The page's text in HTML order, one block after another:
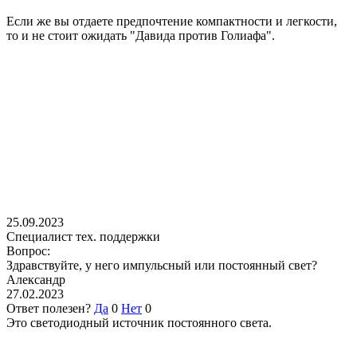
Если же вы отдаете предпочтение компактности и легкости,
то и не стоит ожидать "Давида против Голиафа".
25.09.2023
Специалист тех. поддержки
Вопрос:
Здравствуйте, у него импульсный или постоянный свет?
Александр
27.02.2023
Ответ полезен? Да 0 Нет 0
Это светодиодный источник постоянного света.